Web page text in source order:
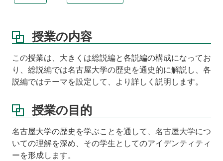
本
授
に
関
す
参
照
Web
ペ
ー
ジ
授業の内容
この授業は、大きくは総説編と各説編の構成になってお
り、総説編では名古屋大学の歴史を通史的に解説し、各
説編ではテーマを設定して、より詳しく説明します。
授業の目的
名古屋大学の歴史を学ぶことを通して、名古屋大学につ
いての理解を深め、その学生としてのアイデンティティ
ーを形成します。